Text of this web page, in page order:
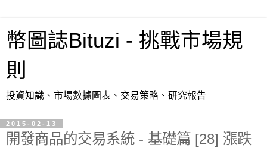
幣圖誌Bituzi - 挑戰市場規
則
投資知識、市場數據圖表、交易策略、研究報告
2015-02-13
開發商品的交易系統 - 基礎篇 [28] 漲跌